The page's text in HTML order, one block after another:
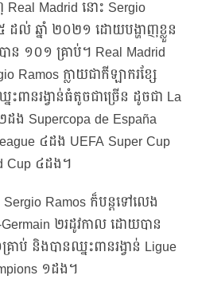
Madrid នោះ Sergio
ដល់ ឆ្នាំ ២០២១ ដោយបង្ហាញខ្លួន
ន ១០១ គ្រាប់។ Real Madrid
Ramos ក្លាយជាកីឡាករខ្សែ
ពានរង្វាន់ធំតូចជាច្រើន ដូចជា La
ង Supercopa de España
៤ដង UEFA Super Cup
Cup ៤ដង។
Ramos ក៏បន្តទៅលេង
២រដូវកាល ដោយបាន
ប់ និងបានឈ្នះពានរង្វាន់ Ligue
១ដង។